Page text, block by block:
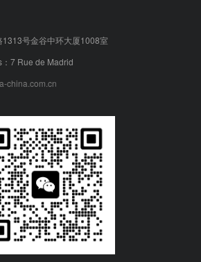
1313号金谷中环大厦1008室
7 Rue de Madrid
china.com.cn